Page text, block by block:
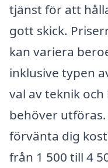
tjänst för att
gott skick.
kan variera
inklusive typen
val av teknik
behöver
förvänta dig
från 1 500 till 4